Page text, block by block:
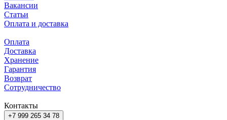
Вакансии
Статьи
Оплата и доставка
Оплата
Доставка
Хранение
Гарантия
Возврат
Сотрудничество
Контакты
+7 999 265 34 78